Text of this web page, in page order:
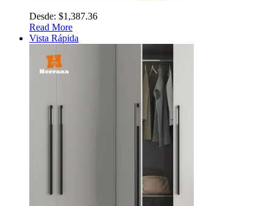
Desde: $1,387.36
Read More
Vista Rápida